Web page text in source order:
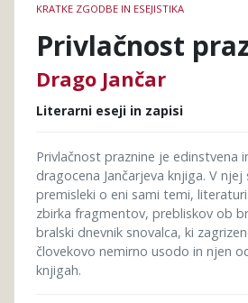
knjige
KRATKE ZGODBE IN ESEJISTIKA
Privlačnost
Drago Jančar
Literarni eseji in zapisi
Privlačnost praznine je edinstvena
dragocena Jančarjeva knjiga. V njej
premisleki o eni sami temi,
zbirka fragmentov, prebliskov ob
bralski dnevnik snovalca, ki
človekovo nemirno usodo in njen
knjigah.